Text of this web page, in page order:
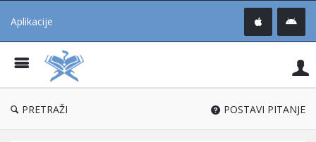
Aplikacije
®
PRETRAŽI POSTAVI PITANJE